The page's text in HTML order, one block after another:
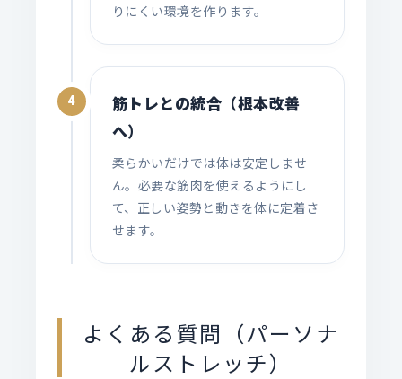
りにくい環境を作ります。
4
筋トレとの統合（根本改善
へ）
柔らかいだけでは体は安定しませ
ん。必要な筋肉を使えるようにし
て、正しい姿勢と動きを体に定着さ
せます。
よくある質問（パーソナ
ルストレッチ）